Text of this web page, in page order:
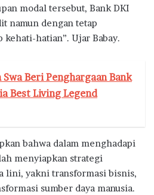
modal tersebut, Bank DKI
namun dengan tetap
hatian”. Ujar Babay.
Beri Penghargaan Bank
Best Living Legend
bahwa dalam menghadapi
menyiapkan strategi
lini, yakni transformasi bisnis,
sumber daya manusia.